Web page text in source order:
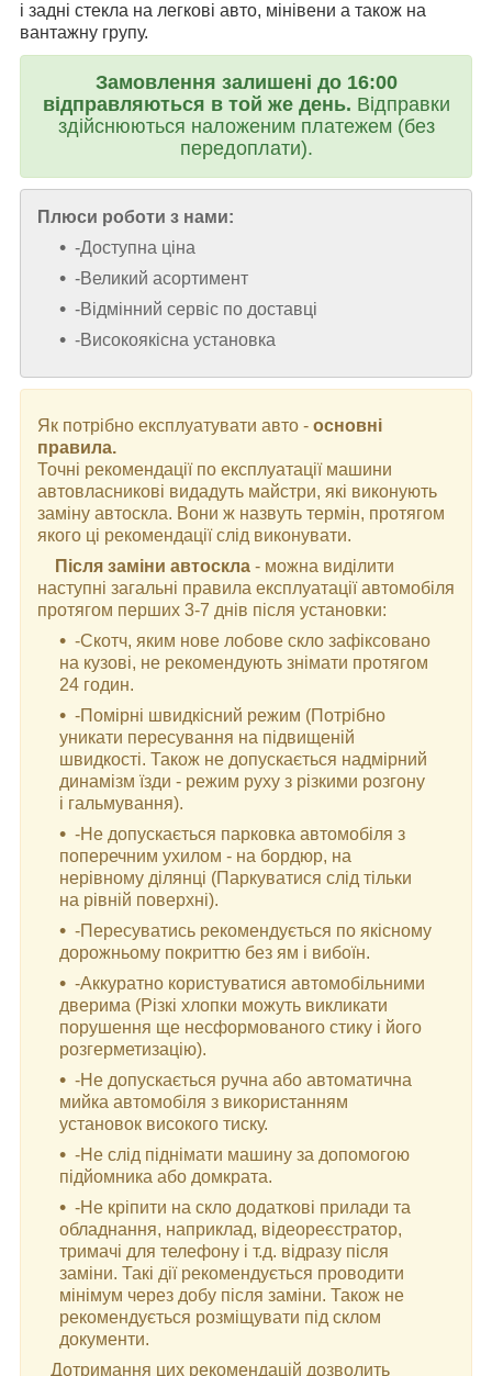
і задні стекла на легкові авто, мінівени а також на
вантажну групу.
Замовлення залишені до 16:00
відправляються в той же день. Відправки
здійснюються наложеним платежем (без
передоплати).
Плюси роботи з нами:
-Доступна ціна
-Великий асортимент
-Відмінний сервіс по доставці
-Високоякісна установка
Як потрібно експлуатувати авто - основні
правила.
Точні рекомендації по експлуатації машини
автовласникові видадуть майстри, які виконують
заміну автоскла. Вони ж назвуть термін, протягом
якого ці рекомендації слід виконувати.
Після заміни автоскла - можна виділити
наступні загальні правила експлуатації автомобіля
протягом перших 3-7 днів після установки:
-Скотч, яким нове лобове скло зафіксовано
на кузові, не рекомендують знімати протягом
24 годин.
-Помірні швидкісний режим (Потрібно
уникати пересування на підвищеній
швидкості. Також не допускається надмірний
динамізм їзди - режим руху з різкими розгону
і гальмування).
-Не допускається парковка автомобіля з
поперечним ухилом - на бордюр, на
нерівному ділянці (Паркуватися слід тільки
на рівній поверхні).
-Пересуватись рекомендується по якісному
дорожньому покриттю без ям і вибоїн.
-Аккуратно користуватися автомобільними
дверима (Різкі хлопки можуть викликати
порушення ще несформованого стику і його
розгерметизацію).
-Не допускається ручна або автоматична
мийка автомобіля з використанням
установок високого тиску.
-Не слід піднімати машину за допомогою
підйомника або домкрата.
-Не кріпити на скло додаткові прилади та
обладнання, наприклад, відеореєстратор,
тримачі для телефону і т.д. відразу після
заміни. Такі дії рекомендується проводити
мінімум через добу після заміни. Також не
рекомендується розміщувати під склом
документи.
Дотримання цих рекомендацій дозволить